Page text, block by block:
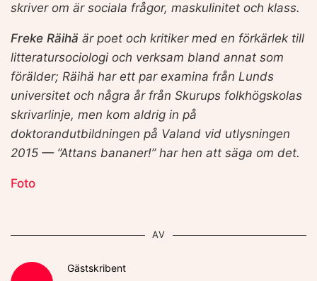
skriver om är sociala frågor, maskulinitet och klass.
Freke Räihä är poet och kritiker med en förkärlek till
litteratursociologi och verksam bland annat som
förälder; Räihä har ett par examina från Lunds
universitet och några år från Skurups folkhögskolas
skrivarlinje, men kom aldrig in på
doktorandutbildningen på Valand vid utlysningen
2015 — ”Attans bananer!” har hen att säga om det.
Foto
AV
Gästskribent